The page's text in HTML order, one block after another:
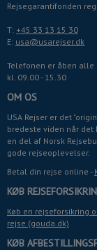
Rejsegarantifonden
T: +45 33 13 15 30
E: usa@usarejser.dk
Telefonen er åben alle
kl. 09.00 - 15.30
OM OS
USA Rejser er det
bredeste viden når det
en del af Norsk
gode rejseoplevelser.
Betal din rejse online -
KØB
Køb en rejseforsikring
rejse (gouda.dk)
KØB